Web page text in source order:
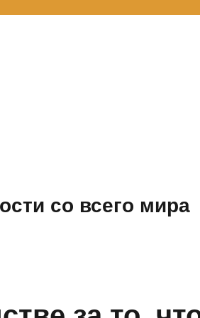
со всего мира